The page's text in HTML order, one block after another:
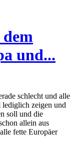
und...
schlecht und alle
zeigen und
soll und die
allein aus
fette Europäer